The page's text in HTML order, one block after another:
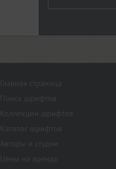
Главная страница
Поиск шрифтов
Коллекции шрифтов
Каталог шрифтов
Авторы и студии
Цены на аренду